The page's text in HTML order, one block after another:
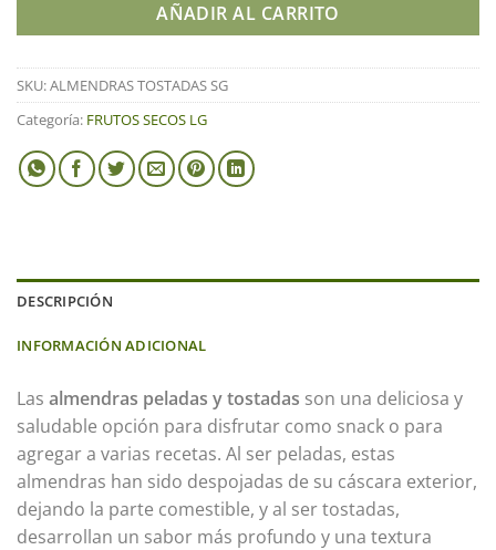
AÑADIR AL CARRITO
SKU:ALMENDRAS TOSTADAS SG
Categoría: FRUTOS SECOS LG
DESCRIPCIÓN
INFORMACIÓN ADICIONAL
Las almendras peladas y tostadas son una deliciosa y
saludable opción para disfrutar como snack o para
agregar a varias recetas. Al ser peladas, estas
almendras han sido despojadas de su cáscara exterior,
dejando la parte comestible, y al ser tostadas,
desarrollan un sabor más profundo y una textura